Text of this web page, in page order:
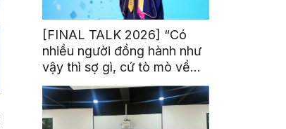
[FINAL TALK 2026] “Có
nhiều người đồng hành như
vậy thì sợ gì, cứ tò mò về
thế giới thôi”